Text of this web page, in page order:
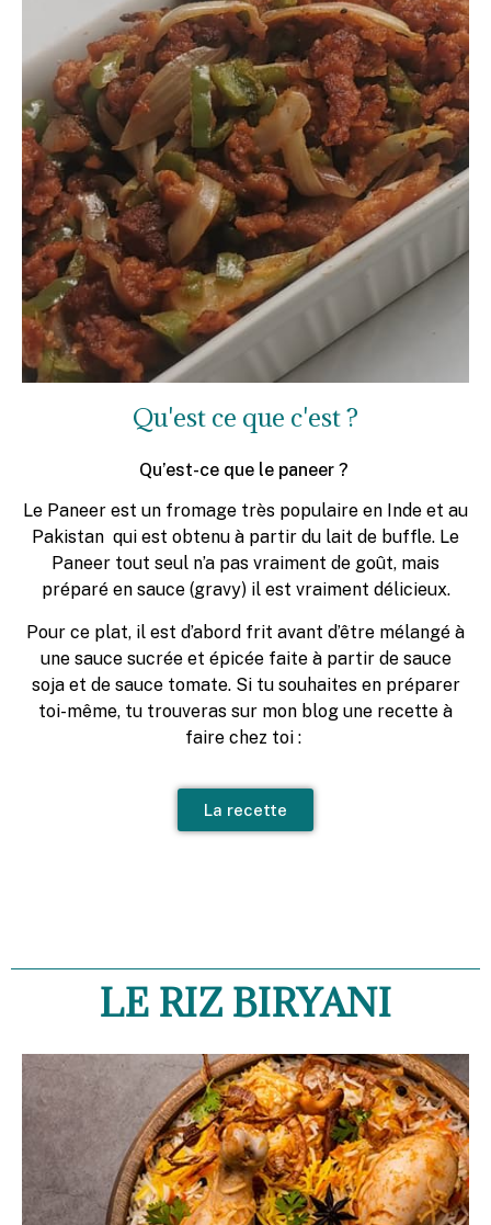
Qu'est ce que c'est ?
Qu’est-ce que le paneer ?
Le Paneer est un fromage très populaire en Inde et au
Pakistan qui est obtenu à partir du lait de buffle. Le
Paneer tout seul n’a pas vraiment de goût, mais
préparé en sauce (gravy) il est vraiment délicieux.
Pour ce plat, il est d’abord frit avant d’être mélangé à
une sauce sucrée et épicée faite à partir de sauce
soja et de sauce tomate. Si tu souhaites en préparer
toi-même, tu trouveras sur mon blog une recette à
faire chez toi :
La recette
LE RIZ BIRYANI